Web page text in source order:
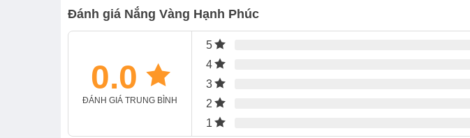
Đánh giá Nắng Vàng Hạnh Phúc
0.0
ĐÁNH GIÁ TRUNG BÌNH
5
4
3
2
1